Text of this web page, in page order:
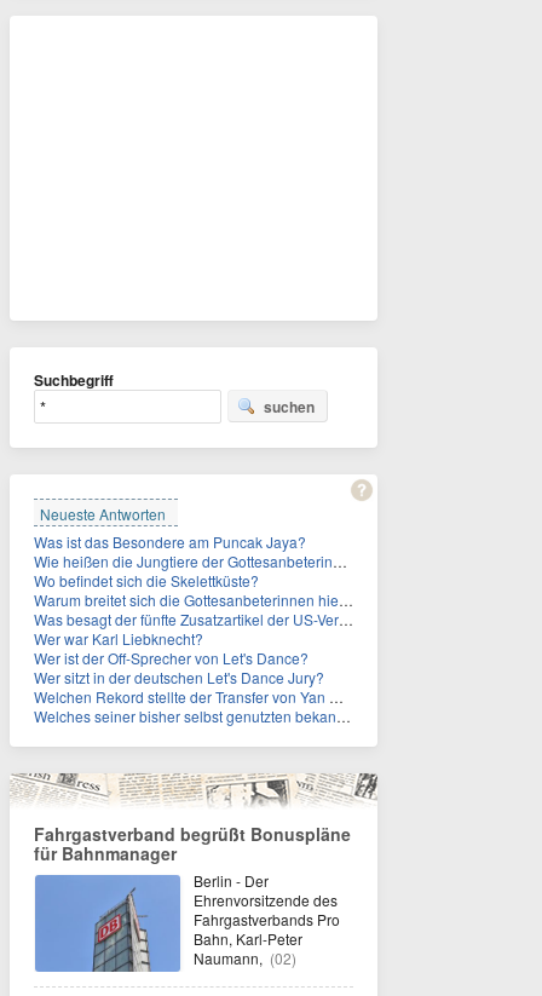
Suchbegriff
suchen
Neueste Antworten
Was ist das Besondere am Puncak Jaya?
Wie heißen die Jungtiere der Gottesanbeterinnen?
Wo befindet sich die Skelettküste?
Warum breitet sich die Gottesanbeterinnen hierzulande immer weiter aus?
Was besagt der fünfte Zusatzartikel der US-Verfassung, auf den sich Fauci berief?
Wer war Karl Liebknecht?
Wer ist der Off-Sprecher von Let's Dance?
Wer sitzt in der deutschen Let's Dance Jury?
Welchen Rekord stellte der Transfer von Yan Diomande zudem auf?
Welches seiner bisher selbst genutzten bekannten Gebäude verpachtet der Vatikan nun?
Fahrgastverband begrüßt Bonuspläne
für Bahnmanager
Berlin - Der
Ehrenvorsitzende des
Fahrgastverbands Pro
Bahn, Karl-Peter
Naumann, (02)